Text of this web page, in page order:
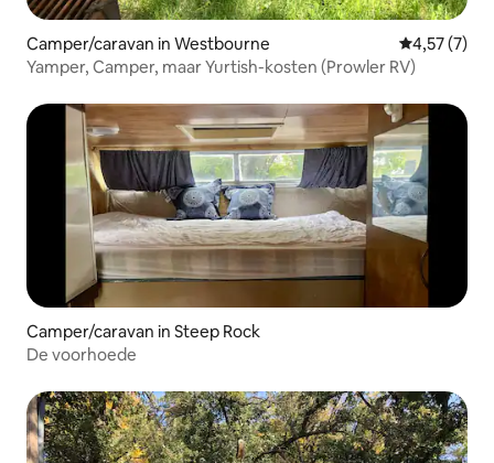
Camper/caravan in Westbourne
4,57 (7)
Yamper, Camper, maar Yurtish-kosten (Prowler RV)
Camper/caravan in Steep Rock
De voorhoede